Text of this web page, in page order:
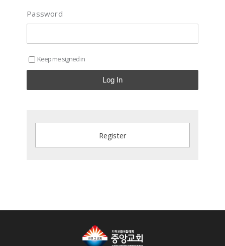
Password
Keep me signed in
Log In
Register